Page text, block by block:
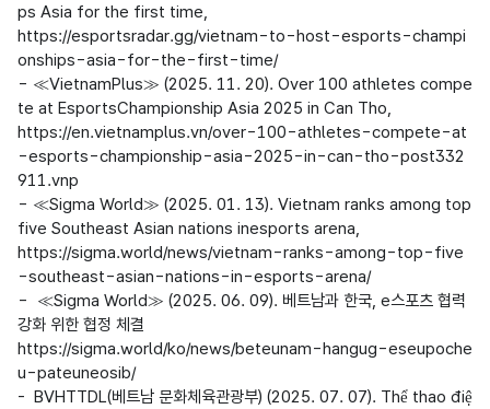
ps Asia for the first time,
https://esportsradar.gg/vietnam-to-host-esports-champi
onships-asia-for-the-first-time/
- ≪VietnamPlus≫ (2025. 11. 20). Over 100 athletes compe
te at EsportsChampionship Asia 2025 in Can Tho,
https://en.vietnamplus.vn/over-100-athletes-compete-at
-esports-championship-asia-2025-in-can-tho-post332
911.vnp
- ≪Sigma World≫ (2025. 01. 13). Vietnam ranks among top
five Southeast Asian nations inesports arena,
https://sigma.world/news/vietnam-ranks-among-top-five
-southeast-asian-nations-in-esports-arena/
-  ≪Sigma World≫ (2025. 06. 09). 베트남과 한국, e스포츠 협력
강화 위한 협정 체결
https://sigma.world/ko/news/beteunam-hangug-eseupoche
u-pateuneosib/
-  BVHTTDL(베트남 문화체육관광부) (2025. 07. 07). Thể thao điệ